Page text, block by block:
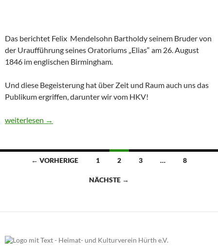
Das berichtet Felix Mendelsohn Bartholdy seinem Bruder von
der Uraufführung seines Oratoriums „Elias“ am 26. August
1846 im englischen Birmingham.
Und diese Begeisterung hat über Zeit und Raum auch uns das
Publikum ergriffen, darunter wir vom HKV!
„Elias“, Philharmonie Köln
weiterlesen →
Beitragsnavigation
← VORHERIGE 1 2 3 … 8
NÄCHSTE →